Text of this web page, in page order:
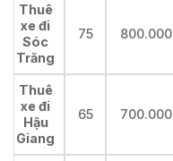
Thuê
xe đi
Sóc
Trăng
75 800.000
Thuê
xe đi
Hậu
Giang
65 700.000